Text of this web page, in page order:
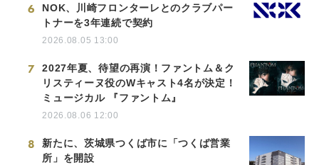
6
NOK、川崎フロンターレとのクラブパー
トナーを3年連続で契約
2026.08.05 13:00
7
2027年夏、待望の再演！ファントム＆ク
リスティーヌ役のWキャスト4名が決定！
ミュージカル 『ファントム』
2026.08.06 12:00
8
新たに、茨城県つくば市に「つくば営業
所」を開設